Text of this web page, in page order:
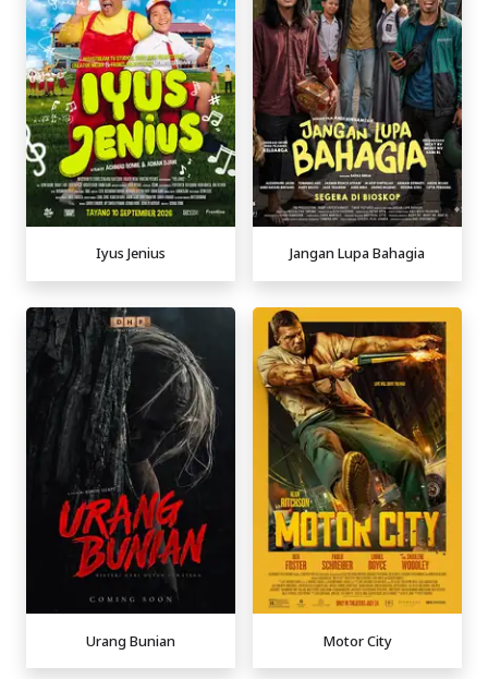
Iyus Jenius Jangan Lupa Bahagia
Urang Bunian Motor City